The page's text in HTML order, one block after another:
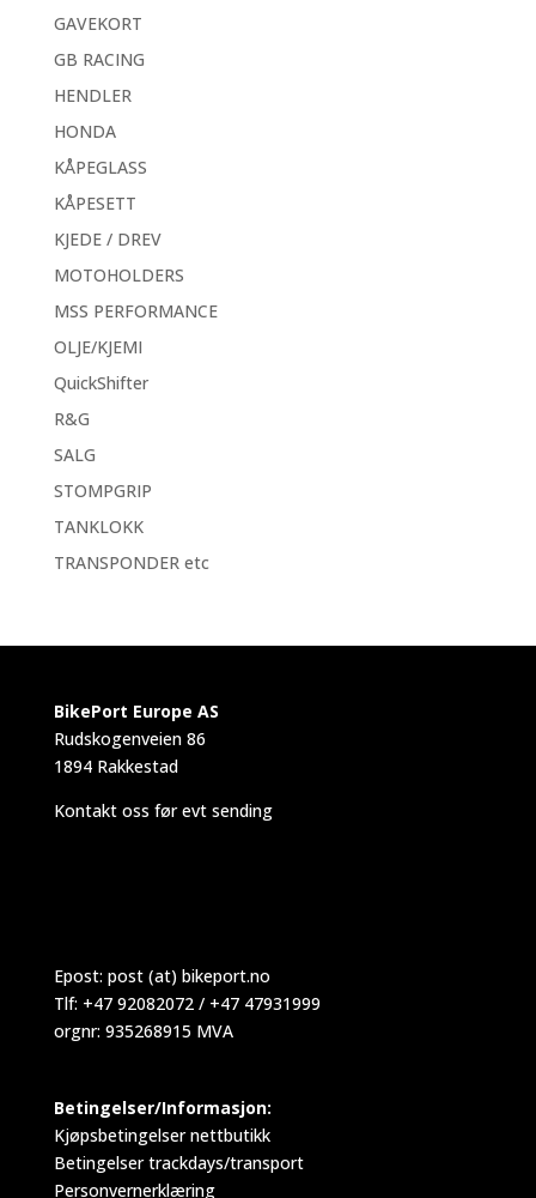
GAVEKORT
GB RACING
HENDLER
HONDA
KÅPEGLASS
KÅPESETT
KJEDE / DREV
MOTOHOLDERS
MSS PERFORMANCE
OLJE/KJEMI
QuickShifter
R&G
SALG
STOMPGRIP
TANKLOKK
TRANSPONDER etc
BikePort Europe AS
Rudskogenveien 86
1894 Rakkestad
Kontakt oss før evt sending
Epost: post (at) bikeport.no
Tlf: +47 92082072 / +47 47931999
orgnr: 935268915 MVA
Betingelser/Informasjon:
Kjøpsbetingelser nettbutikk
Betingelser trackdays/transport
Personvernerklæring